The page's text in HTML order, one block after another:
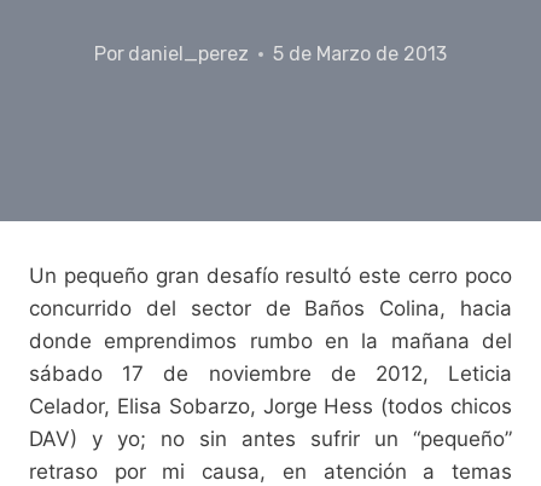
Por daniel_perez 5 de Marzo de 2013
Un pequeño gran desafío resultó este cerro poco
concurrido del sector de Baños Colina, hacia
donde emprendimos rumbo en la mañana del
sábado 17 de noviembre de 2012, Leticia
Celador, Elisa Sobarzo, Jorge Hess (todos chicos
DAV) y yo; no sin antes sufrir un “pequeño”
retraso por mi causa, en atención a temas